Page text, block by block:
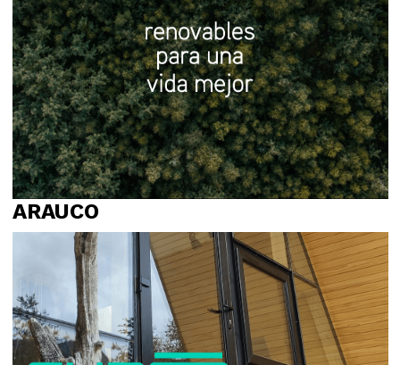
Relato
Propósito
Relato
ARAUCO